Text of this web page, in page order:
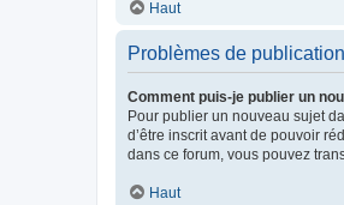
Haut
Problèmes de publication
Comment puis-je publier un
Pour publier un nouveau sujet
d’être inscrit avant de pouvoir
dans ce forum, vous pouvez
Haut